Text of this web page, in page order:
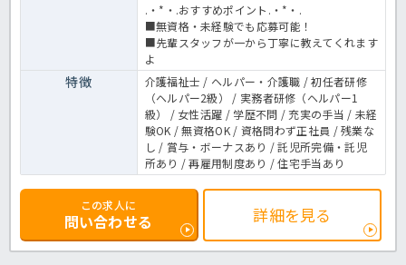
.・*・.おすすめポイント.・*・.
■無資格・未経験でも応募可能！
■先輩スタッフが一から丁寧に教えてくれます
よ
特徴
介護福祉士 / ヘルパー・介護職 / 初任者研修
（ヘルパー2級） / 実務者研修（ヘルパー1
級） / 女性活躍 / 学歴不問 / 充実の手当 / 未経
験OK / 無資格OK / 資格問わず正社員 / 残業な
し / 賞与・ボーナスあり / 託児所完備・託児
所あり / 再雇用制度あり / 住宅手当あり
この求人に
問い合わせる 詳細を見る